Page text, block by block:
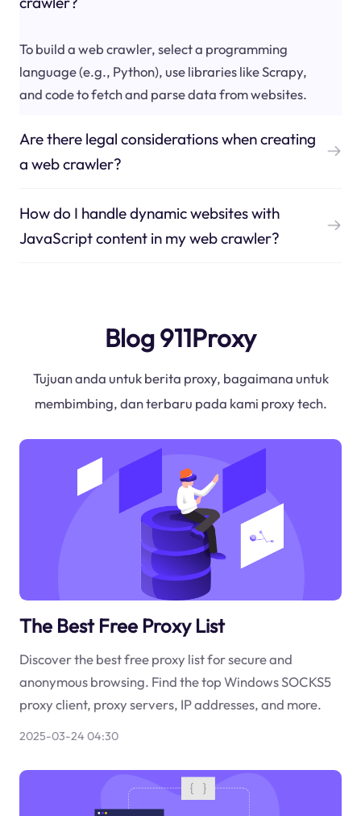
To build a web crawler, select a programming
language (e.g., Python), use libraries like Scrapy,
and code to fetch and parse data from websites.
Are there legal considerations when creating
a web crawler?
How do I handle dynamic websites with
JavaScript content in my web crawler?
Blog 911Proxy
Tujuan anda untuk berita proxy, bagaimana untuk
membimbing, dan terbaru pada kami proxy tech.
The Best Free Proxy List
Discover the best free proxy list for secure and
anonymous browsing. Find the top Windows SOCKS5
proxy client, proxy servers, IP addresses, and more.
2025-03-24 04:30